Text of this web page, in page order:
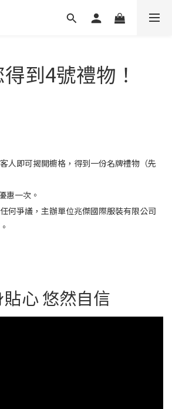
到4號禮物！
人即可揭開櫥格，得到一份名牌禮物（先
惠一次。
何爭議，主辦單位兆傑國際服裝有限公司
貼心 悠然自信